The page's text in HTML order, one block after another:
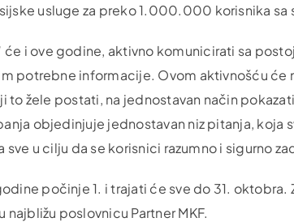
usluge za preko 1.000.000 korisnika sa
će i ove godine, aktivno komunicirati sa
potrebne informacije. Ovom aktivnošću će
to žele postati, na jednostavan način
objedinjuje jednostavan niz pitanja, koja
u cilju da se korisnici razumno i sigurno
počinje 1. i trajati će sve do 31. oktobra.
poslovnicu Partner MKF.